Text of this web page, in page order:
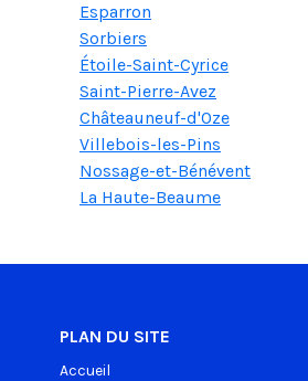
Esparron
Sorbiers
Étoile-Saint-Cyrice
Saint-Pierre-Avez
Châteauneuf-d'Oze
Villebois-les-Pins
Nossage-et-Bénévent
La Haute-Beaume
PLAN DU SITE
Accueil